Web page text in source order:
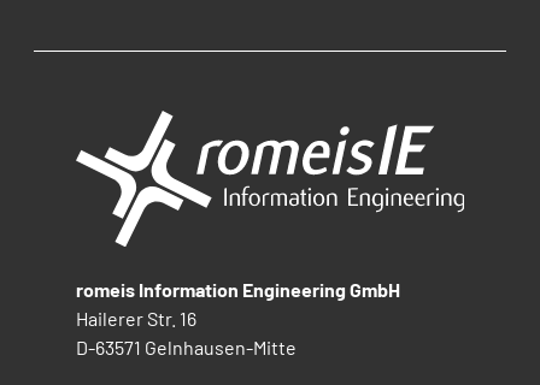
romeis Information Engineering GmbH
Hailerer Str. 16
D-63571 Gelnhausen-Mitte